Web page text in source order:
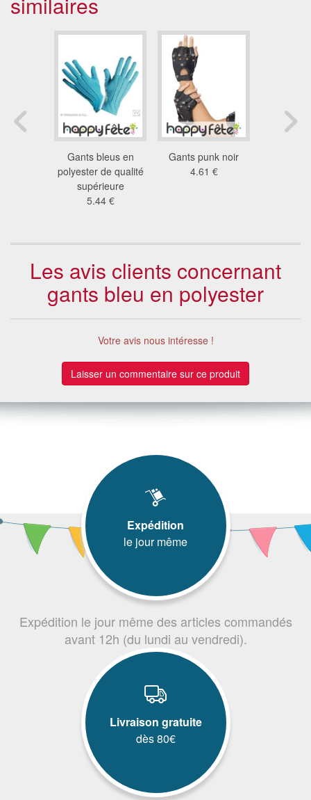
Gants bleus en
polyester de qualité
supérieure
5.44 €
Gants punk noir
4.61 €
Les avis clients concernant
gants bleu en polyester
Votre avis nous intéresse !
Laisser un commentaire sur ce produit
Expédition
le jour même
Expédition le jour même des articles commandés
avant 12h (du lundi au vendredi).
Livraison gratuite
dès 80€